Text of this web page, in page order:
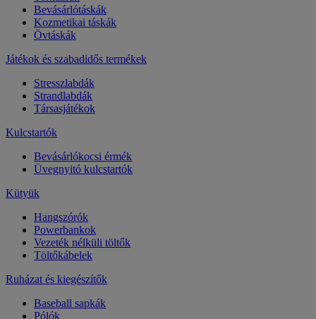
Bevásárlótáskák
Kozmetikai táskák
Övtáskák
Játékok és szabadidős termékek
Stresszlabdák
Strandlabdák
Társasjátékok
Kulcstartók
Bevásárlókocsi érmék
Üvegnyitó kulcstartók
Kütyük
Hangszórók
Powerbankok
Vezeték nélküli töltők
Töltőkábelek
Ruházat és kiegészítők
Baseball sapkák
Pólók